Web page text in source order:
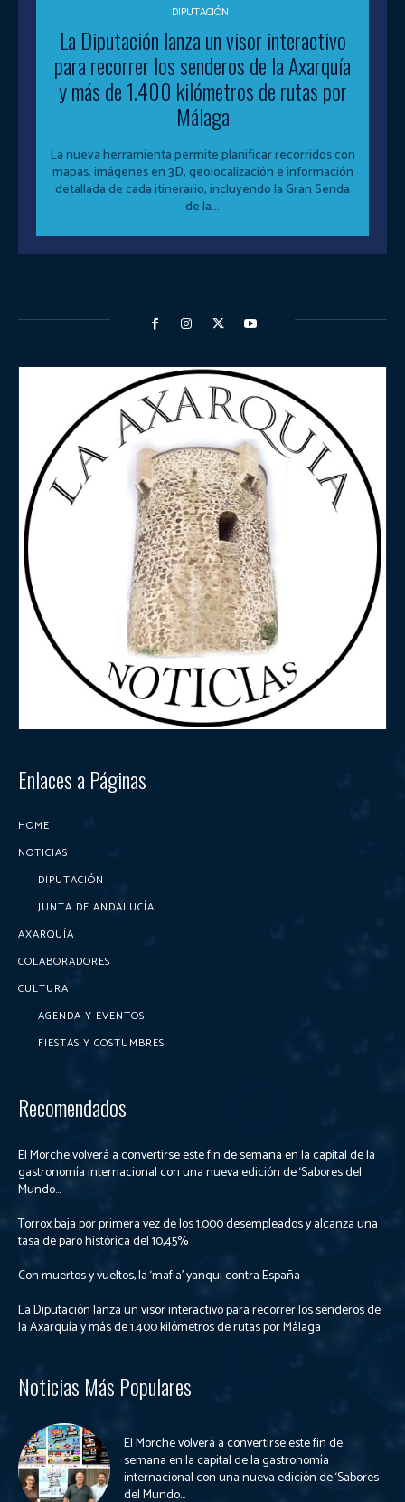
DIPUTACIÓN
La Diputación lanza un visor interactivo
para recorrer los senderos de la Axarquía
y más de 1.400 kilómetros de rutas por
Málaga
La nueva herramienta permite planificar recorridos con
mapas, imágenes en 3D, geolocalización e información
detallada de cada itinerario, incluyendo la Gran Senda
de la...
Enlaces a Páginas
HOME
NOTICIAS
DIPUTACIÓN
JUNTA DE ANDALUCÍA
AXARQUÍA
COLABORADORES
CULTURA
AGENDA Y EVENTOS
FIESTAS Y COSTUMBRES
Recomendados
El Morche volverá a convertirse este fin de semana en la capital de la
gastronomía internacional con una nueva edición de ‘Sabores del
Mundo...
Torrox baja por primera vez de los 1.000 desempleados y alcanza una
tasa de paro histórica del 10,45%
Con muertos y vueltos, la ‘mafia’ yanqui contra España
La Diputación lanza un visor interactivo para recorrer los senderos de
la Axarquía y más de 1.400 kilómetros de rutas por Málaga
Noticias Más Populares
El Morche volverá a convertirse este fin de
semana en la capital de la gastronomía
internacional con una nueva edición de ‘Sabores
del Mundo...